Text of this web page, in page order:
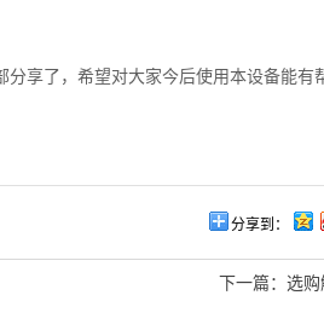
享了，希望对大家今后使用本设备能有
分享到：
下一篇： 选购